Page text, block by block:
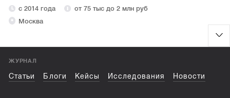
с 2014 года
от 75 тыс до 2 млн руб
Москва
ЖУРНАЛ
Статьи Блоги Кейсы Исследования Новости